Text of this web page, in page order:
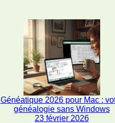
Généatique 2026 pour Mac :
généalogie sans Windows
23 février 2026